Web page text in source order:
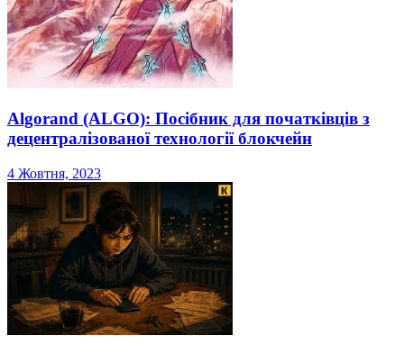
Algorand (ALGO): Посібник для початківців з
децентралізованої технології блокчейн
4 Жовтня, 2023